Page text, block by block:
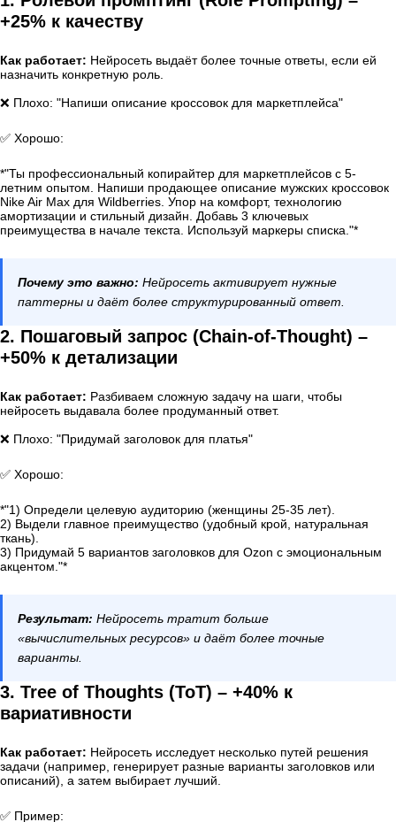
+25% к качеству
Как работает: Нейросеть выдаёт более точные ответы, если ей
назначить конкретную роль.
❌ Плохо: "Напиши описание кроссовок для маркетплейса"
✅ Хорошо:
*"Ты профессиональный копирайтер для маркетплейсов с 5-
летним опытом. Напиши продающее описание мужских кроссовок
Nike Air Max для Wildberries. Упор на комфорт, технологию
амортизации и стильный дизайн. Добавь 3 ключевых
преимущества в начале текста. Используй маркеры списка."*
Почему это важно: Нейросеть активирует нужные
паттерны и даёт более структурированный ответ.
2. Пошаговый запрос (Chain-of-Thought) –
+50% к детализации
Как работает: Разбиваем сложную задачу на шаги, чтобы
нейросеть выдавала более продуманный ответ.
❌ Плохо: "Придумай заголовок для платья"
✅ Хорошо:
*"1) Определи целевую аудиторию (женщины 25-35 лет).
2) Выдели главное преимущество (удобный крой, натуральная
ткань).
3) Придумай 5 вариантов заголовков для Ozon с эмоциональным
акцентом."*
Результат: Нейросеть тратит больше
«вычислительных ресурсов» и даёт более точные
варианты.
3. Tree of Thoughts (ToT) – +40% к
вариативности
Как работает: Нейросеть исследует несколько путей решения
задачи (например, генерирует разные варианты заголовков или
описаний), а затем выбирает лучший.
✅ Пример: